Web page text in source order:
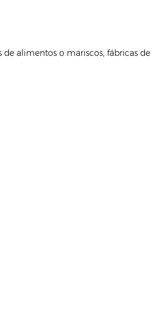
alimentos o mariscos, fábricas